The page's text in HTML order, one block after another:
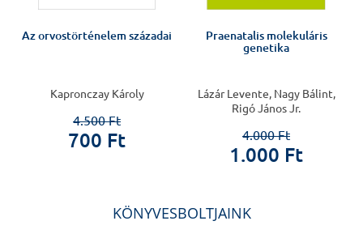
Az orvostörténelem századai
Kapronczay Károly
4.500 Ft
700 Ft
Praenatalis molekuláris
genetika
Lázár Levente, Nagy Bálint,
Rigó János Jr.
4.000 Ft
1.000 Ft
KÖNYVESBOLTJAINK